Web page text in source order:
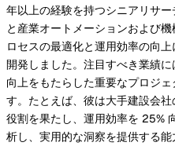
年以上の経験を持つシニアリサ
と産業オートメーションおよび
ロセスの最適化と運用効率の向
開発しました。注目すべき業績
向上をもたらした重要なプロジ
す。たとえば、彼は大手建設会
役割を果たし、運用効率を 25%
析し、実用的な洞察を提供する